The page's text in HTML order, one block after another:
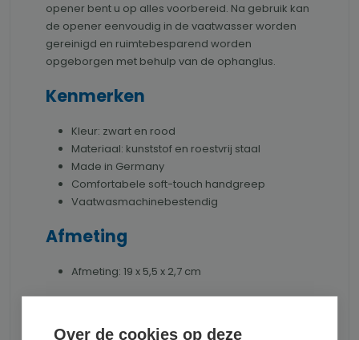
opener bent u op alles voorbereid. Na gebruik kan
de opener eenvoudig in de vaatwasser worden
gereinigd en ruimtebesparend worden
opgeborgen met behulp van de ophanglus.
Kenmerken
Kleur: zwart en rood
Materiaal: kunststof en roestvrij staal
Made in Germany
Comfortabele soft-touch handgreep
Vaatwasmachinebestendig
Afmeting
Afmeting: 19 x 5,5 x 2,7 cm
Over de cookies op deze